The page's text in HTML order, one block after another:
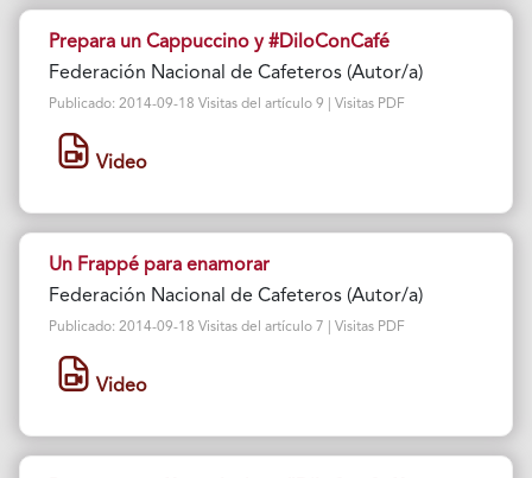
Prepara un Cappuccino y #DiloConCafé
Federación Nacional de Cafeteros (Autor/a)
Publicado: 2014-09-18 Visitas del artículo 9 | Visitas PDF
Video
Un Frappé para enamorar
Federación Nacional de Cafeteros (Autor/a)
Publicado: 2014-09-18 Visitas del artículo 7 | Visitas PDF
Video